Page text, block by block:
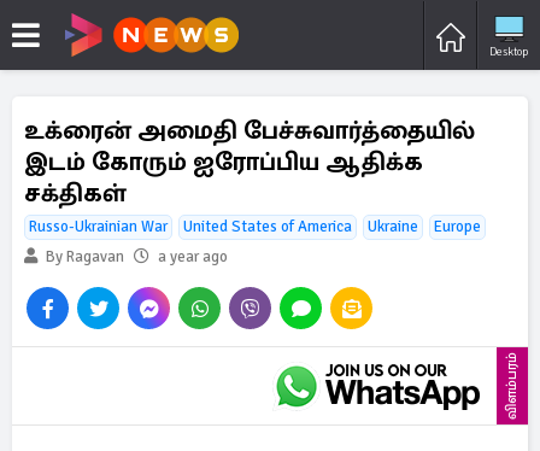
Desktop
உக்ரைன் அமைதி பேச்சுவார்த்தையில்
இடம் கோரும் ஐரோப்பிய ஆதிக்க
சக்திகள்
Russo-Ukrainian War United States of America Ukraine
Europe
By Ragavan
a year ago
விளம்பரம்